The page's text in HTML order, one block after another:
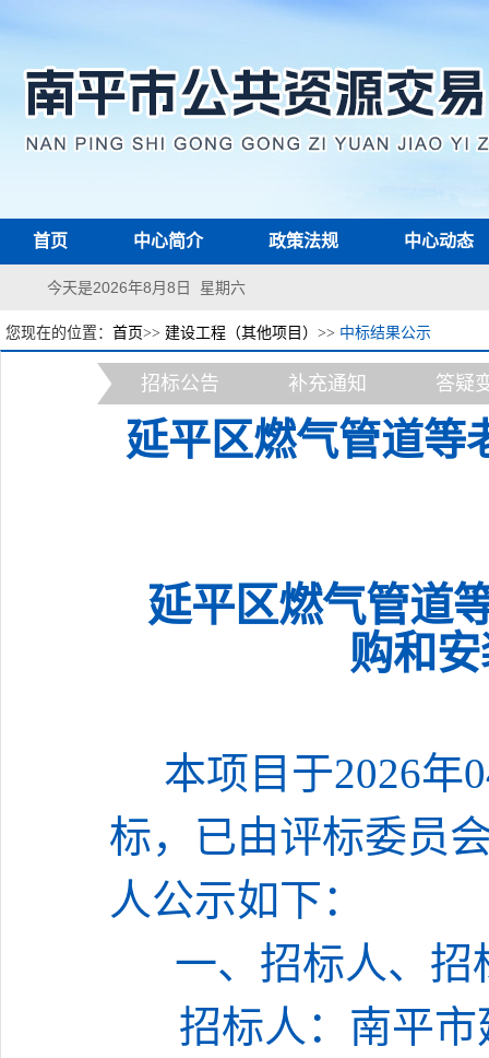
首页 中心简介 政策法规 中心动态
今天是2026年8月8日 星期六
您现在的位置： 首页>> 建设工程（其他项目） >> 中标结果公示
招标公告 补充通知 答疑
延平区燃气管道等
延平区燃气管道
购和
本项目 于2026年
标，已由评标委员
人公示如下：
一、招标人、招
招标人：南平